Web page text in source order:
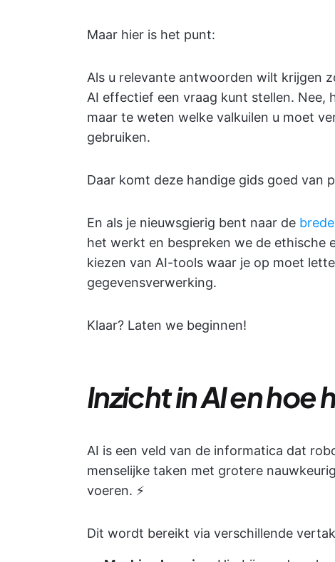
Maar hier is het punt:
Als u relevante antwoorden wilt krijgen
AI effectief een vraag kunt stellen. Nee,
maar te weten welke valkuilen u moet
gebruiken.
Daar komt deze handige gids goed van
En als je nieuwsgierig bent naar de
het werkt en bespreken we de ethische
kiezen van AI-tools waar je op moet
gegevensverwerking.
Klaar? Laten we beginnen!
Inzicht in AI en hoe
AI is een veld van de informatica dat
menselijke taken met grotere
voeren. ⚡
Dit wordt bereikt via verschillende